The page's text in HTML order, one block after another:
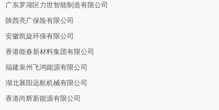
广东罗湖区力世智能制造有限公司
陕西亮广保险有限公司
安徽凯旋环保有限公司
香港能春新材料集团有限公司
福建泉州飞鸿能源有限公司
湖北襄阳远航机械有限公司
香港尚辉新能源有限公司